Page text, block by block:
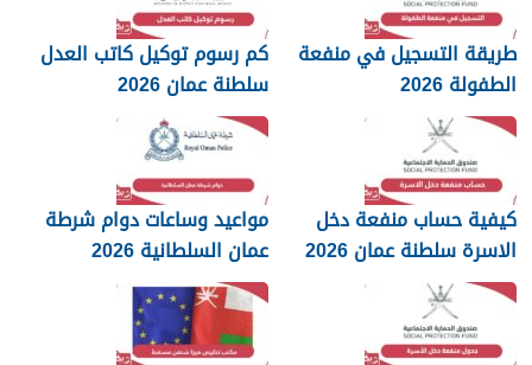
طريقة التسجيل في منفعة
الطفولة 2026
كم رسوم توكيل كاتب العدل
سلطنة عمان 2026
كيفية حساب منفعة دخل
الاسرة سلطنة عمان 2026
مواعيد وساعات دوام شرطة
عمان السلطانية 2026